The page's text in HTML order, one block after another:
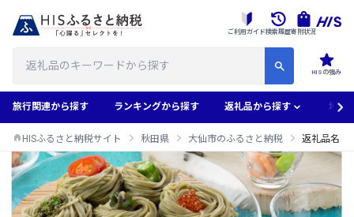
HISの強み
ご利用ガイド検索履歴寄附状況
旅行関連から探す ランキングから探す 返礼品から探す 地域
HISふるさと納税サイト 秋田県 大仙市のふるさと納税 返礼品名